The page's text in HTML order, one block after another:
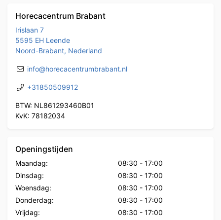
Horecacentrum Brabant
Irislaan 7
5595 EH Leende
Noord-Brabant, Nederland
info@horecacentrumbrabant.nl
+31850509912
BTW: NL861293460B01
KvK: 78182034
Openingstijden
Maandag: 08:30 - 17:00
Dinsdag:
08:30 - 17:00
Woensdag:
08:30 - 17:00
Donderdag:
08:30 - 17:00
Vrijdag:
08:30 - 17:00